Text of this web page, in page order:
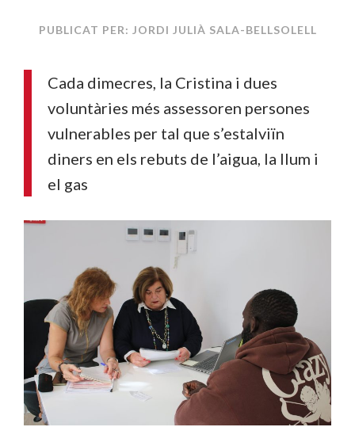
PUBLICAT PER: JORDI JULIÀ SALA-BELLSOLELL
Cada dimecres, la Cristina i dues
voluntàries més assessoren persones
vulnerables per tal que s’estalviïn
diners en els rebuts de l’aigua, la llum i
el gas